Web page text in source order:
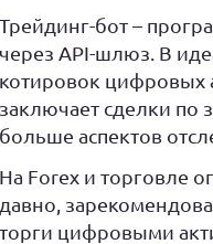
Трейдинг-бот –
через API-шлюз. В
котировок цифровых
заключает сделки по
больше аспектов
На Forex и торговле
давно,
торги цифровыми